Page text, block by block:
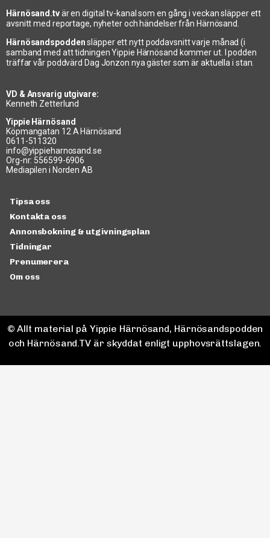
Härnösands nya Ungdomsråd
2023-05-25
Härnösand.tvär en digital tv-kanal som en gång i veckan släpper ett
avsnitt med reportage, nyheter och händelser från Härnösand.
Härnösandspoddensläpper ett nytt poddavsnitt varje månad (i
samband med att tidningen Yippie Härnösand kommer ut. I podden
träffar vår poddvärd Dag Jonzon nya gäster som är aktuella i stan.
VD & Ansvarig utgivare:
Kenneth Zetterlund
Yippie Härnösand
Köpmangatan 12 A Härnösand
0611-511320
info@yippieharnosand.se
Org-nr: 556599-6906
Mediapilen i Norden AB
Tipsa oss
Kontakta oss
Annonsbokning & utgivningsplan
Tidningar
Prenumerera
Om oss
© Allt material på Yippie Härnösand, Härnösandspodden
och Härnösand.TV är skyddat enligt upphovsrättslagen.